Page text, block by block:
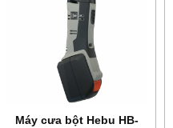
Máy cưa bột Hebu HB-